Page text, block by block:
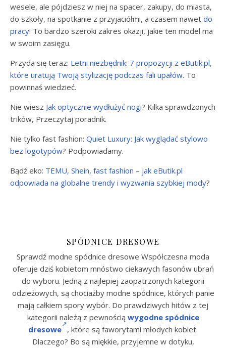
wesele, ale pójdziesz w niej na spacer, zakupy, do miasta,
do szkoły, na spotkanie z przyjaciółmi, a czasem nawet do
pracy! To bardzo szeroki zakres okazji, jakie ten model ma
w swoim zasięgu.
Przyda się teraz: Letni niezbędnik: 7 propozycji z eButik.pl,
które uratują Twoją stylizację podczas fali upałów. To
powinnaś wiedzieć.
Nie wiesz Jak optycznie wydłużyć nogi? Kilka sprawdzonych
trików, Przeczytaj poradnik.
Nie tylko fast fashion: Quiet Luxury: Jak wyglądać stylowo
bez logotypów? Podpowiadamy.
Bądź eko: TEMU, Shein, fast fashion – jak eButik.pl
odpowiada na globalne trendy i wyzwania szybkiej mody?
SPÓDNICE DRESOWE
Sprawdź modne spódnice dresowe Współczesna moda
oferuje dziś kobietom mnóstwo ciekawych fasonów ubrań
do wyboru. Jedną z najlepiej zaopatrzonych kategorii
odzieżowych, są chociażby modne spódnice, których panie
mają całkiem spory wybór. Do prawdziwych hitów z tej
kategorii należą z pewnością wygodne spódnice
dresowe , które są faworytami młodych kobiet.
Dlaczego? Bo są miękkie, przyjemne w dotyku,